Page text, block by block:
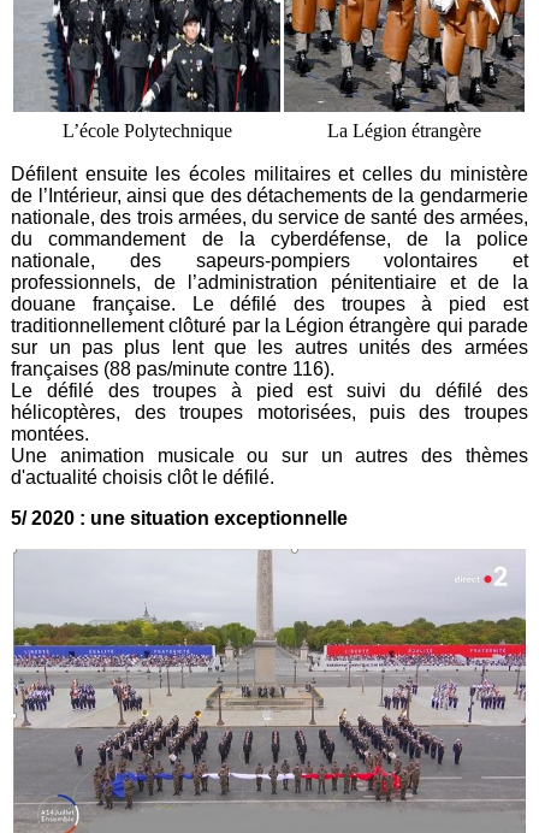
L’école Polytechnique La Légion étrangère
Défilent ensuite les écoles militaires et celles du ministère
de l’Intérieur, ainsi que des détachements de la gendarmerie
nationale, des trois armées, du service de santé des armées,
du commandement de la cyberdéfense, de la police
nationale, des sapeurs-pompiers volontaires et
professionnels, de l’administration pénitentiaire et de la
douane française. Le défilé des troupes à pied est
traditionnellement clôturé par la Légion étrangère qui parade
sur un pas plus lent que les autres unités des armées
françaises (88 pas/minute contre 116).
Le défilé des troupes à pied est suivi du défilé des
hélicoptères, des troupes motorisées, puis des troupes
montées.
Une animation musicale ou sur un autres des thèmes
d'actualité choisis clôt le défilé.
5/ 2020 : une situation exceptionnelle